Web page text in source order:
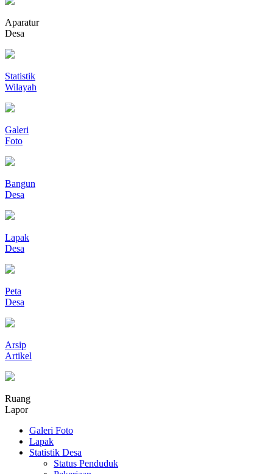
Aparatur
Desa
Statistik
Wilayah
Galeri
Foto
Bangun
Desa
Lapak
Desa
Peta
Desa
Arsip
Artikel
Ruang
Lapor
Galeri Foto
Lapak
Statistik Desa
Status Penduduk